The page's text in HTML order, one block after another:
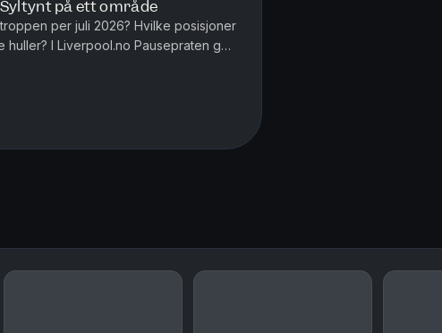
på ett område
per juli 2026? Hvilke posisjoner
I Liverpool.no Pausepraten går
lagdel ...